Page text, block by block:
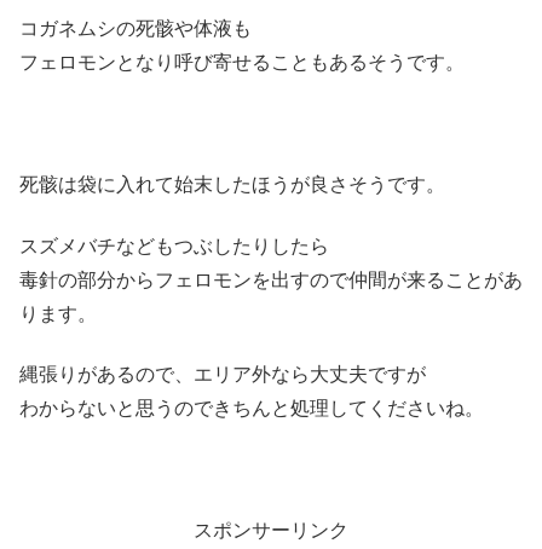
コガネムシの死骸や体液も
フェロモンとなり呼び寄せることもあるそうです。
死骸は袋に入れて始末したほうが良さそうです。
スズメバチなどもつぶしたりしたら
毒針の部分からフェロモンを出すので仲間が来ることがあ
ります。
縄張りがあるので、エリア外なら大丈夫ですが
わからないと思うのできちんと処理してくださいね。
スポンサーリンク